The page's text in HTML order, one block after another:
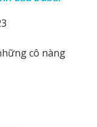
cô nàng